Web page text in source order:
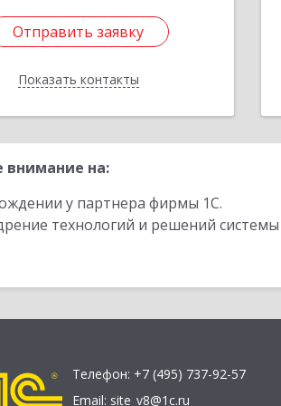
Отправить заявку
Показать контакты
Отправить заявку
Назад
внимание на:
у партнера фирмы 1С.
технологий и решений
Телефон: +7 (495) 737-92-57
Email: site_v8@1c.ru